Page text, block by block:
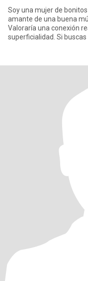
Soy una mujer de
amante de una buena
Valoraría una conexión
superficialidad. Si